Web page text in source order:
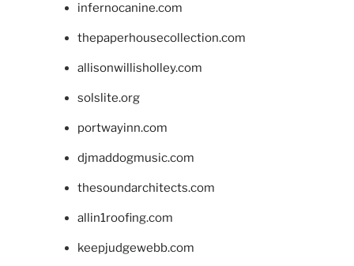
infernocanine.com
thepaperhousecollection.com
allisonwillisholley.com
solslite.org
portwayinn.com
djmaddogmusic.com
thesoundarchitects.com
allin1roofing.com
keepjudgewebb.com